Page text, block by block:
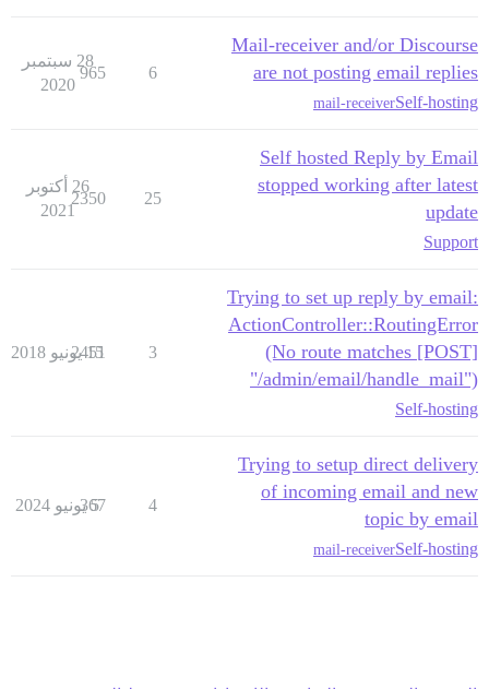
Mail-receiver and/or Discourse
are not posting email replies
Self-hosting
mail-receiver
6
965
28 سبتمبر
2020
Self hosted Reply by Email
stopped working after latest
update
Support
25
2350
26 أكتوبر
2021
Trying to set up reply by email:
ActionController::RoutingError
(No route matches [POST]
"/admin/email/handle_mail")
Self-hosting
3
2451
15 يونيو 2018
Trying to setup direct delivery
of incoming email and new
topic by email
Self-hosting
mail-receiver
4
367
5 يونيو 2024